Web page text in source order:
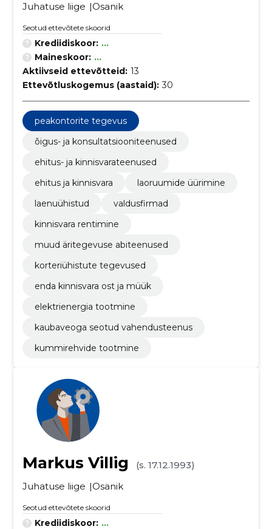
Juhatuse liige
Osanik
Seotud ettevõtete skoorid
Krediidiskoor: ...
Maineskoor: ...
Aktiivseid ettevõtteid: 13
Ettevõtluskogemus (aastaid): 30
peakontorite tegevus
õigus- ja konsultatsiooniteenused
ehitus- ja kinnisvarateenused
ehitus ja kinnisvara
laoruumide üürimine
laenuühistud
valdusfirmad
kinnisvara rentimine
muud äritegevuse abiteenused
korteriühistute tegevused
enda kinnisvara ost ja müük
elektrienergia tootmine
kaubaveoga seotud vahendusteenus
kummirehvide tootmine
Markus Villig
(s. 17.12.1993)
Juhatuse liige
Osanik
Seotud ettevõtete skoorid
Krediidiskoor: ...